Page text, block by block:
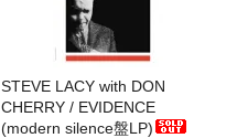
STEVE LACY with DON
CHERRY / EVIDENCE
(modern silence盤LP)